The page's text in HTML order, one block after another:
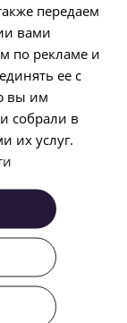
ТАРИФЫ
И БЕЗ
GERMAN
FRENCH
ITALIAN
передаем
вами
по рекламе и
ее с
вы им
собрали в
их услуг.